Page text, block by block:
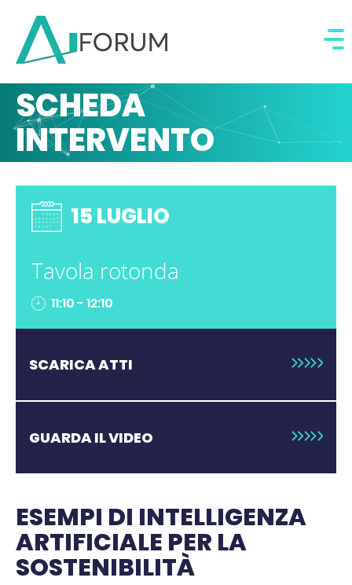
SCHEDA
INTERVENTO
15 LUGLIO
Tavola rotonda
11:10 - 12:10
SCARICA ATTI
GUARDA IL VIDEO
ESEMPI DI INTELLIGENZA
ARTIFICIALE PER LA
SOSTENIBILITÀ